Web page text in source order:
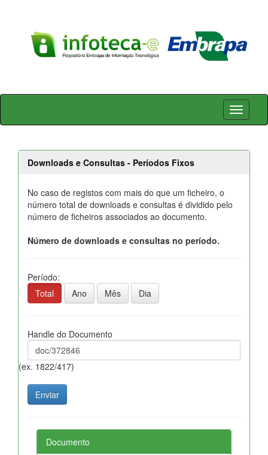
Skip
Downloads e Consultas - Períodos Fixos
No caso de registos com mais do que um ficheiro, o
número total de downloads e consultas é dividido pelo
número de ficheiros associados ao documento.
Número de downloads e consultas no período.
Período:
Total
Ano Mês Dia
Handle do Documento
(ex. 1822/417)
Documento